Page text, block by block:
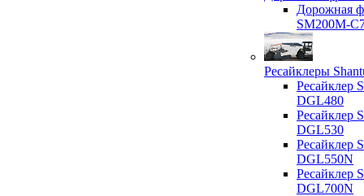
Дорожная
SM200M-
Ресайклеры
Ресайклер
DGL480
Ресайклер
DGL530
Ресайклер
DGL550N
Ресайклер
DGL700N